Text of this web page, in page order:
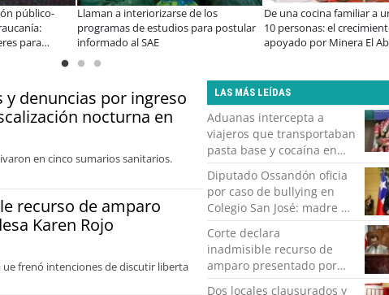
A dos años de la Ley Karin:
especialistas afirman que el desafío es
consolidar un cambio cultural en las
organizaciones
¿Qué buscan hoy las familias en la
tecnología para el hogar?
y denuncias por ingreso
nocturna en
en cinco sumarios sanitarios.
recurso de amparo
Karen Rojo
ue frenó intenciones de discutir liberta
LAS MÁS LEÍDAS
Aduanas intercepta a
viajeros que transportaban
pasta base y cocaína en
ovoides en el paso
fronterizo Ollagüe
Diputado Ossandón oficia
por caso de bullying en
Colegio San José: madre de
alumno denuncia
agresiones y amenazas
Corte declara
inadmisible recurso de
amparo presentado por
exalcaldesa Karen Rojo
Dos locales clausurados y